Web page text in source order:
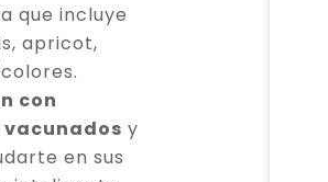
que incluye
apricot,
con
y
en sus